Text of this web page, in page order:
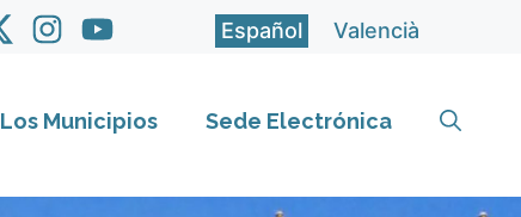
Español Valencià
Los Municipios Sede Electrónica